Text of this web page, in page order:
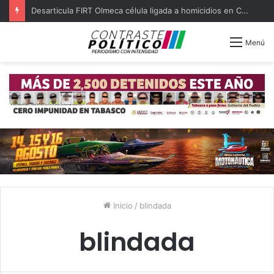
Desarticula FIRT Olmeca célula ligada a homicidios en Centro
Menú
Inicio / blindada
blindada